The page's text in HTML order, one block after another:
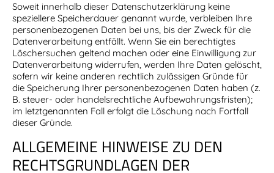
Soweit innerhalb dieser Datenschutzerklärung keine
speziellere Speicherdauer genannt wurde, verbleiben Ihre
personenbezogenen Daten bei uns, bis der Zweck für die
Datenverarbeitung entfällt. Wenn Sie ein berechtigtes
Löschersuchen geltend machen oder eine Einwilligung zur
Datenverarbeitung widerrufen, werden Ihre Daten gelöscht,
sofern wir keine anderen rechtlich zulässigen Gründe für
die Speicherung Ihrer personenbezogenen Daten haben (z.
B. steuer- oder handelsrechtliche Aufbewahrungsfristen);
im letztgenannten Fall erfolgt die Löschung nach Fortfall
dieser Gründe.
ALLGEMEINE HINWEISE ZU DEN
RECHTSGRUNDLAGEN DER